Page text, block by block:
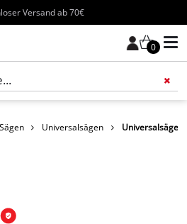
Versand ab 70€
0
Sägen Universalsägen Universalsäge